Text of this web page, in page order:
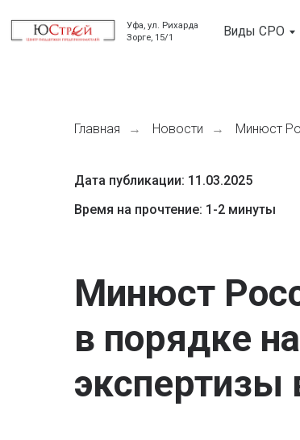
Уфа, ул. Рихарда
Зорге, 15/1
О
Виды СРО
Главная → Новости → Минюст
Дата публикации: 11.03.2025
Время на прочтение: 1-2 минуты
Минюст
в порядке
экспертизы